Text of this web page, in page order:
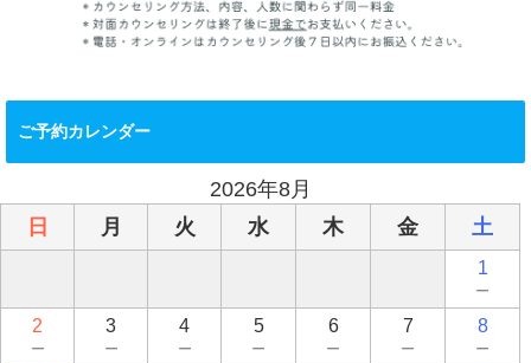
ご予約カレンダー
2026年8月
日
月 火 水 木 金 土
1
－
2
－
3
－
4
－
5
－
6
－
7
－
8
－